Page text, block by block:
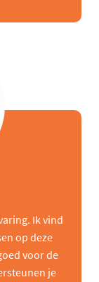
Ik vind
op deze
voor de
je